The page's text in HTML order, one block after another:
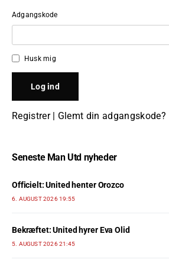
Adgangskode
Husk mig
Registrer| Glemt din adgangskode?
Seneste Man Utd nyheder
Officielt: United henter Orozco
6. AUGUST 2026 19:55
Bekræftet: United hyrer Eva Olid
5. AUGUST 2026 21:45